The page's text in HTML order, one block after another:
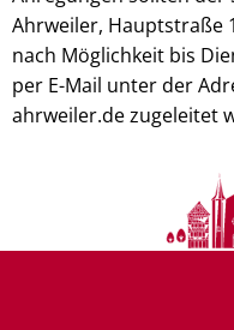
Ahrweiler, Hauptstraße
nach Möglichkeit bis
per E-Mail unter der
ahrweiler.de zugeleitet